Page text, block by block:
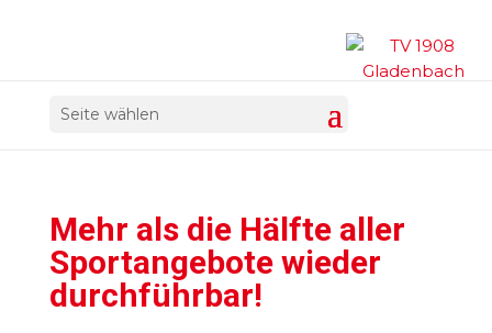
Seite wählen
Mehr als die Hälfte aller
Sportangebote wieder
durchführbar!